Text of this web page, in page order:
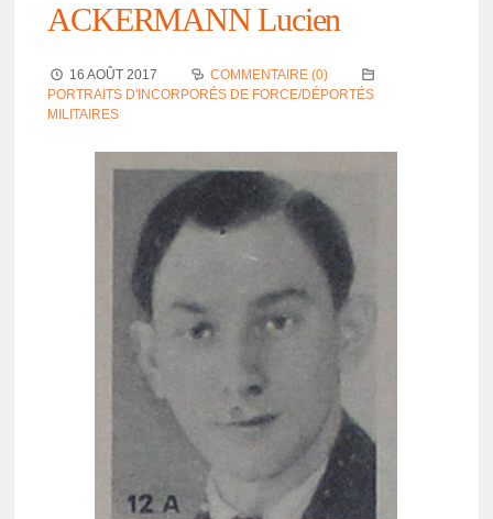
ACKERMANN Lucien
16 AOÛT 2017
COMMENTAIRE (0)
PORTRAITS D'INCORPORÉS DE FORCE/DÉPORTÉS
MILITAIRES